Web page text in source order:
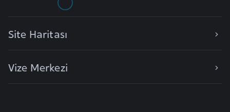
Site Haritası
Vize Merkezi
n
a